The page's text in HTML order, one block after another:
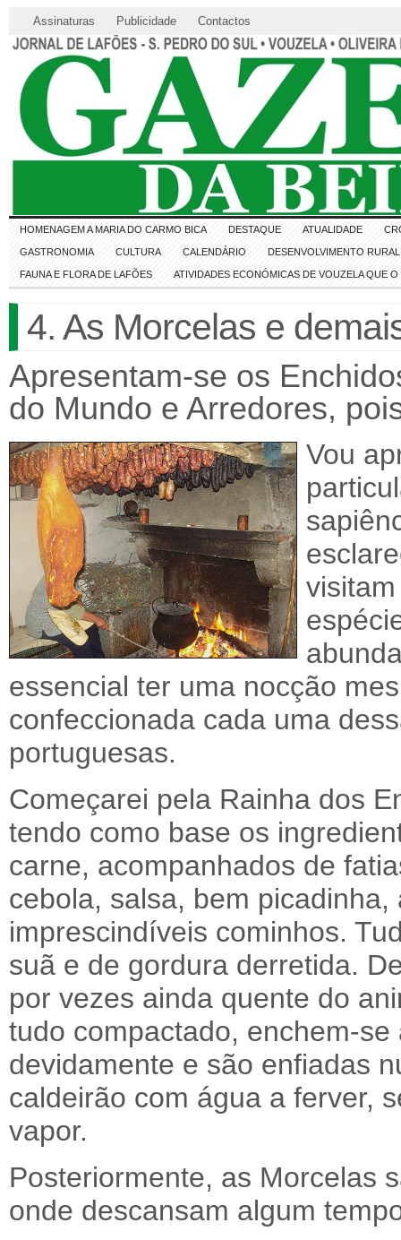
Assinaturas Publicidade Contactos
HOMENAGEM A MARIA DO CARMO BICA DESTAQUE ATUALIDADE
GASTRONOMIA CULTURA CALENDÁRIO DESENVOLVIMENTO RURAL
FAUNA E FLORA DE LAFÕES ATIVIDADES ECONÓMICAS DE VOUZELA QUE
4. As Morcelas e
Apresentam-se os
do Mundo e Arredores,
Vou
essencial ter uma nocção
confeccionada cada uma
portuguesas.
Começarei pela Rainha dos
tendo como base os
carne, acompanhados de
cebola, salsa, bem
imprescindíveis cominhos.
suã e de gordura derretida.
por vezes ainda quente do
tudo compactado, enchem-
devidamente e são enfiadas
caldeirão com água a ferver,
vapor.
Posteriormente, as Morcelas
onde descansam algum